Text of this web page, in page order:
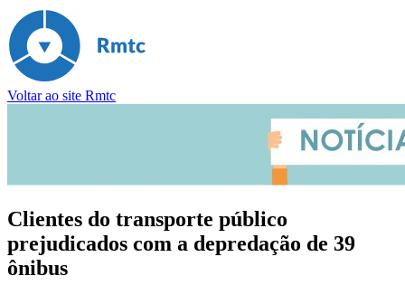
Voltar ao site Rmtc
Clientes do transporte público
prejudicados com a depredação de 39
ônibus